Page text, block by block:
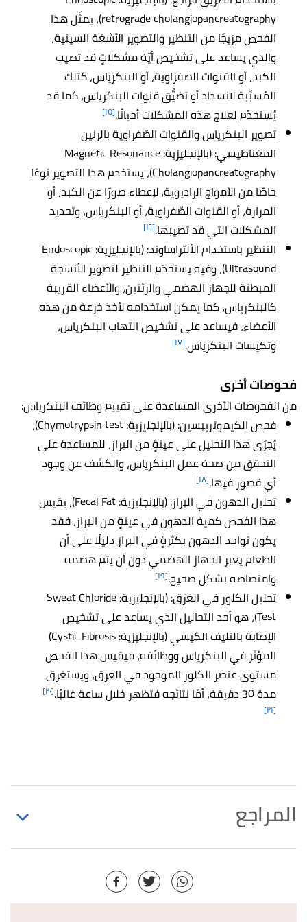
retrograde cholangiopancreatography)، يمثّل هذا
الفحص مزيجًا من التنظير والتصوير الأشعّة السينية،
والذي يساعد على تشخيص أيّة مشكلاتٍ قد تصيب
الكبد، أو القنوات الصفراوية، أو البنكرياس، كتلك
المُسبِّبة لانسداد أو تضيُّق قنوات البنكرياس، كما قد
يُستخدًم لعلاج هذه المشكلات أحيانًا.[١٥]
تصوير البنكرياس والقنوات الصّفراوية بالرنين
المغناطيسي: (بالإنجليزية: Magnetic Resonance
Cholangiopancreatography)، يستخدم هذا التصوير نوعًا
خاصًا من الأمواج الراديوية، لإعطاء صورًا عن الكبد، أو
المرارة، أو القنوات الصّفراوية، أو البنكرياس، وتحديد
المشكلات التي قد تصيبها.[١٦]
التنظير باستخدام الألتراساوند: (بالإنجليزية: Endoscopic
Ultrasound)، وفيه يستخدَم التنظير لتصوير الأنسجة
المبطنة للجهاز الهضمي والرئتين، والأعضاء القريبة
كالبنكرياس، كما يمكن استخدامه لأخذ خزعة من هذه
الأعضاء، فيساعد على تشخيص التهاب البنكرياس،
وتكيسات البنكرياس.[١٧]
فحوصات أخرى
من الفحوصات الأخرى المساعدة على تقييم وظائف البنكرياس:
فحص الكيموتريبسين: (بالإنجليزية: Chymotrypsin test)،
يُجرَى هذا التحليل على عينةٍ من البراز، للمساعدة على
التحقق من صحة عمل البنكرياس، والكشف عن وجود
أي قصور فيها.[١٨]
تحليل الدهون في البراز: (بالإنجليزية: Fecal Fat)، يقيس
هذا الفحص كمية الدهون في عينةٍ من البراز، فقد
يكون تواجد الدهون بكثرةٍ في البراز دليلًا على أن
الطعام يعبر الجهاز الهضمي دون أن يتم هضمه
وامتصاصه بشكل صحيح.[١٩]
تحليل الكلور في العَرَق: (بالإنجليزية: Sweat Chloride
Test)، هو أحد التحاليل الذي يساعد على تشخيص
الإصابة بالتليف الكيسي (بالإنجليزية: Cystic Fibrosis)
المؤثر في البنكرياس ووظائفه، فيقيس هذا الفحص
مستوى عنصر الكلور الموجود في العرق، ويستغرق
مدة 30 دقيقة، أمّا نتائجه فتظهر خلال ساعة غالبًا.
[٢٠]
[٢١]
المراجع
medical news today , Retrieved 14/1/2021. Edited.
^أبت"pancreatic function test" ،National Cancer